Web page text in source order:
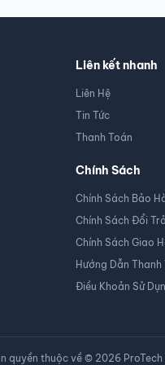
2K (High Settings).
để mang lại lợi thế phản xạ.
họa 3D cơ bản.
chính là chiếc PC hoàn hảo
Liên kết nhanh
Liên Hệ
Tin Tức
Thanh Toán
Chính Sách
Chính Sách Bảo
Chính Sách Đổi Trả
Chính Sách Giao
Hướng Dẫn Thanh
Điều Khoản Sử
quyền thuộc về © 2026